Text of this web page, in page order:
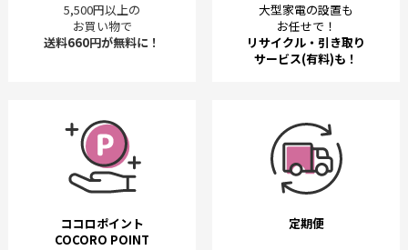
5,500円以上の
お買い物で
送料660円が無料に！
大型家電の設置も
お任せで！
リサイクル・引き取り
サービス(有料)も！
ココロポイント
COCORO POINT
定期便